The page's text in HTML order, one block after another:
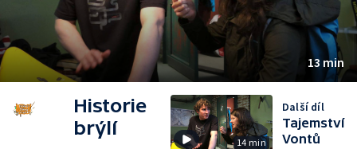
13 min
Historie
brýlí
14 min
Další díl
Tajemství
Vontů